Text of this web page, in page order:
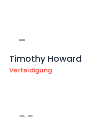
5
Timothy Howard
Verteidigung